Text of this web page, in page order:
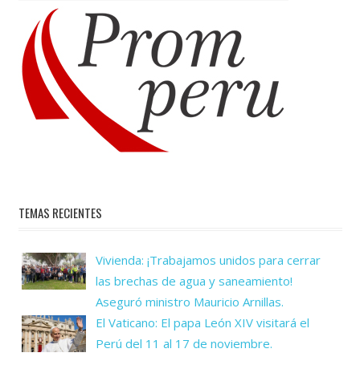
TEMAS RECIENTES
Vivienda: ¡Trabajamos unidos para cerrar
las brechas de agua y saneamiento!
Aseguró ministro Mauricio Arnillas.
El Vaticano: El papa León XIV visitará el
Perú del 11 al 17 de noviembre.